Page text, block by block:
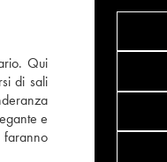
Qui
di sali
e